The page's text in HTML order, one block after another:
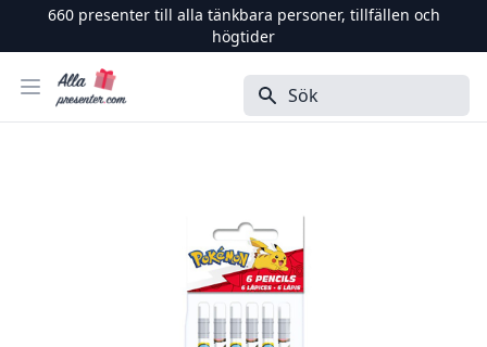
660presenter till alla tänkbara personer, tillfällen och
högtider
Öppna menyn
Alla Presenter Sök